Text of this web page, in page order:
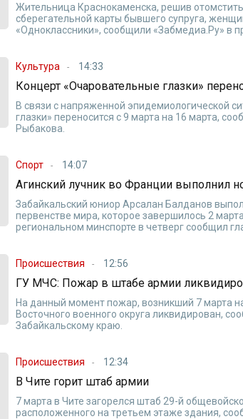
Жительница Краснокаменска, решив
сберегательной карты бывшего супруга,
«Одноклассники», сообщили «Забмедиа.Ру» в
Культура 14:33
Концерт «Очаровательные глазки»
В связи с напряженной эпидемиологической
глазки» переносится с 9 марта на 16 марта,
Рыбакова.
Спорт 14:07
Агинский лучник во Франции выполнил
Забайкальский юниор Арсалан Балданов
первенстве мира, которое завершилось 2
региональном минспорте в четверг сообщил
Происшествия 12:56
ГУ МЧС: Пожар в штабе армии
На данный момент пожар, возникший 7 марта
Восточного военного округа ликвидирован,
Забайкальскому краю.
Происшествия 12:34
В Чите горит штаб армии
7 марта в Чите загорелся штаб 29-й
расположенного на третьем этаже здания,